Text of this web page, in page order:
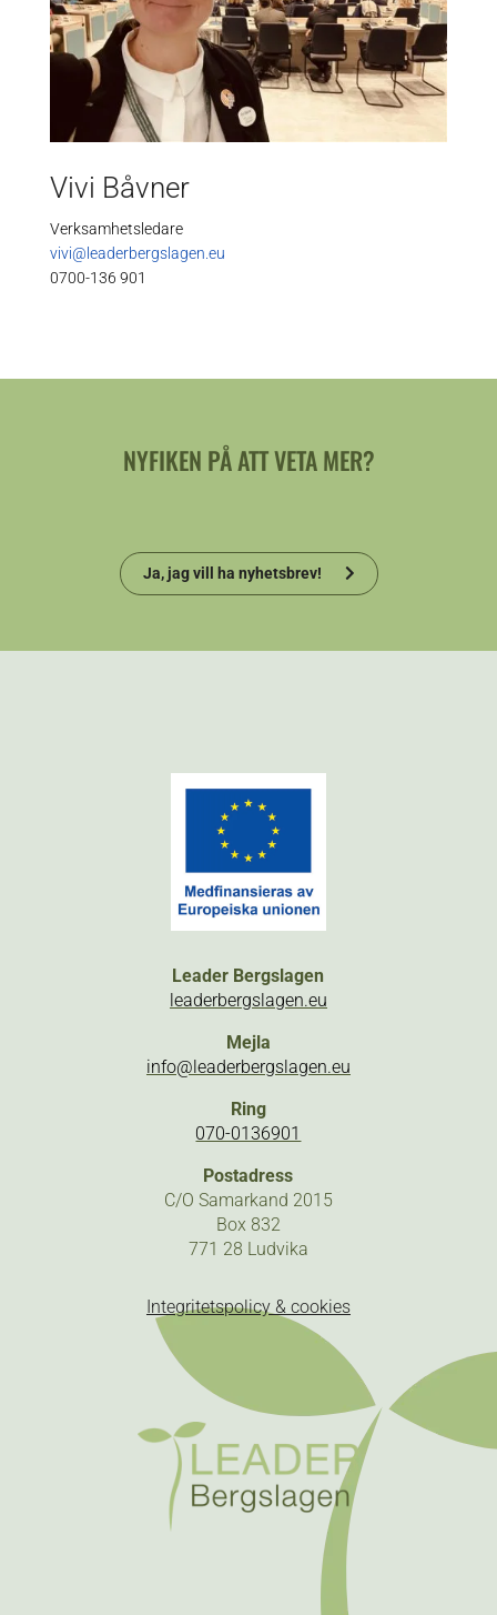
Vivi Båvner
Verksamhetsledare
vivi@leaderbergslagen.eu
0700-136 901
NYFIKEN PÅ ATT VETA MER?
Ja, jag vill ha nyhetsbrev!
Leader Bergslagen
leaderbergslagen.eu
Mejla
info@leaderbergslagen.eu
Ring
070-0136901
Postadress
C/O Samarkand 2015
Box 832
771 28 Ludvika
Integritetspolicy & cookies